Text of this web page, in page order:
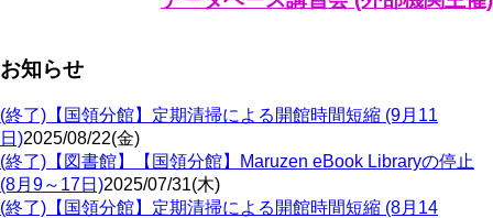
お知らせ
(終了)【国領分館】定期清掃による開館時間短縮 (9月11
日)2025/08/22(金)
(終了)【図書館】【国領分館】Maruzen eBook Libraryの停止
(8月9～17日)2025/07/31(木)
(終了)【国領分館】定期清掃による開館時間短縮 (8月14